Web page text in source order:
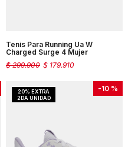
Tenis Para Running Ua W
Charged Surge 4 Mujer
$ 179.910
$ 299.900
-10 %